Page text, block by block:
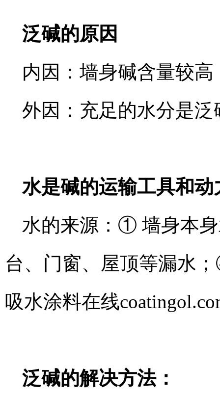
泛碱的原因
内因：墙身碱含量较高
外因：充足的水分是
水是碱的运输工具和动
水的来源：① 墙身本
台、门窗、屋顶等漏水
吸水涂料在线
泛碱的解决方法：